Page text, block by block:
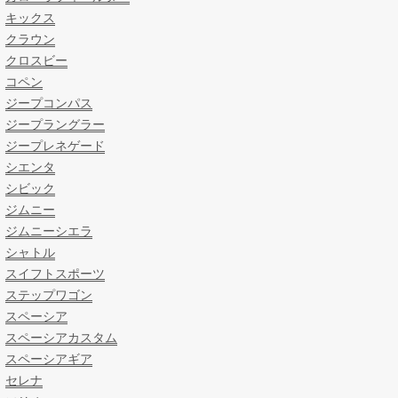
キックス
クラウン
クロスビー
コペン
ジープコンパス
ジープラングラー
ジープレネゲード
シエンタ
シビック
ジムニー
ジムニーシエラ
シャトル
スイフトスポーツ
ステップワゴン
スペーシア
スペーシアカスタム
スペーシアギア
セレナ